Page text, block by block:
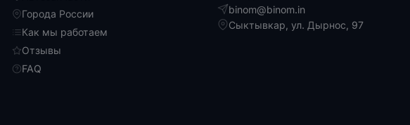
Города России
Как мы работаем
Отзывы
FAQ
binom@binom.in
Сыктывкар, ул. Дырнос, 97